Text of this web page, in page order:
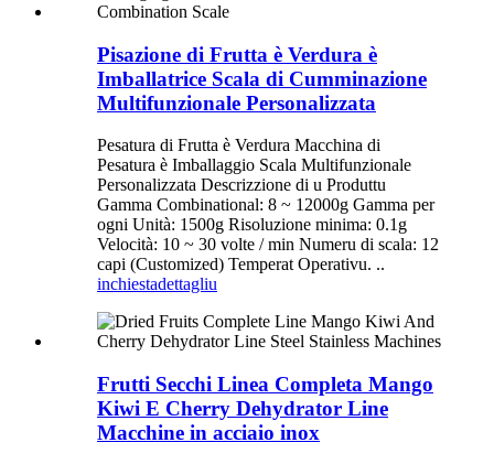
Pisazione di Frutta è Verdura è
Imballatrice Scala di Cumminazione
Multifunzionale Personalizzata
Pesatura di Frutta è Verdura Macchina di
Pesatura è Imballaggio Scala Multifunzionale
Personalizzata Descrizzione di u Produttu
Gamma Combinational: 8 ~ 12000g Gamma per
ogni Unità: 1500g Risoluzione minima: 0.1g
Velocità: 10 ~ 30 volte / min Numeru di scala: 12
capi (Customized) Temperat Operativu. ..
inchiestadettagliu
Frutti Secchi Linea Completa Mango
Kiwi E Cherry Dehydrator Line
Macchine in acciaio inox